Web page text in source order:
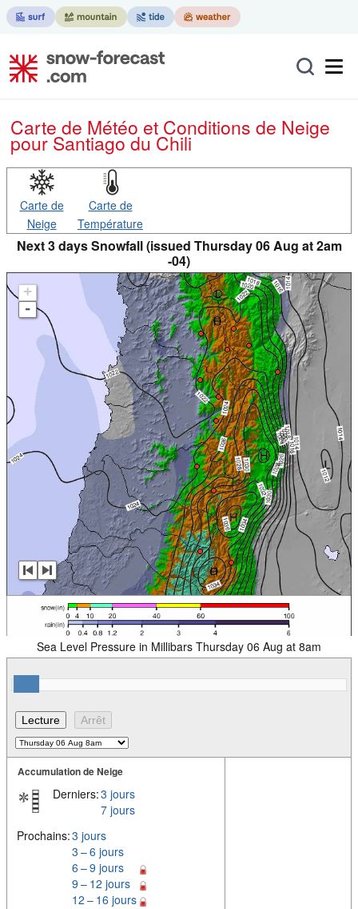
Carte de Météo et Conditions de Neige
pour Santiago du Chili
Carte de
Neige
Carte de
Température
Next 3 days Snowfall (issued Thursday 06 Aug at 2am
-04)
+
-
Sea Level Pressure in Millibars Thursday 06 Aug at 8am
Accumulation de Neige
Derniers:3 jours
7 jours
Prochains:3 jours
3 – 6 jours
6 – 9 jours
9 – 12 jours
12 – 16 jours